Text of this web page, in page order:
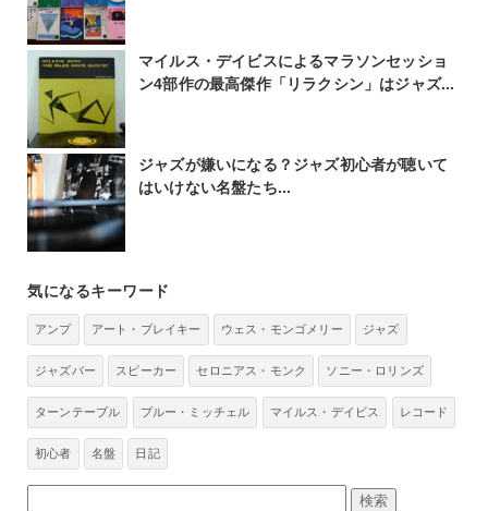
マイルス・デイビスによるマラソンセッショ
ン4部作の最高傑作「リラクシン」はジャズ...
ジャズが嫌いになる？ジャズ初心者が聴いて
はいけない名盤たち...
気になるキーワード
アンプ アート・ブレイキー ウェス・モンゴメリー ジャズ
ジャズバー スピーカー セロニアス・モンク ソニー・ロリンズ
ターンテーブル ブルー・ミッチェル マイルス・デイビス レコード
初心者 名盤 日記